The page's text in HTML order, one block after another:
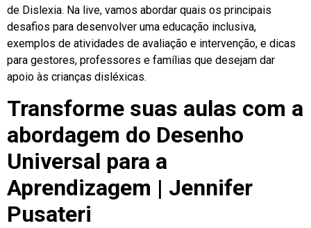
de Dislexia. Na live, vamos abordar quais os principais
desafios para desenvolver uma educação inclusiva,
exemplos de atividades de avaliação e intervenção, e dicas
para gestores, professores e famílias que desejam dar
apoio às crianças disléxicas.
Transforme suas aulas com a
abordagem do Desenho
Universal para a
Aprendizagem | Jennifer
Pusateri